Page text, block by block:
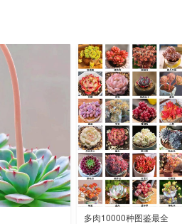
多肉10000种图鉴最全